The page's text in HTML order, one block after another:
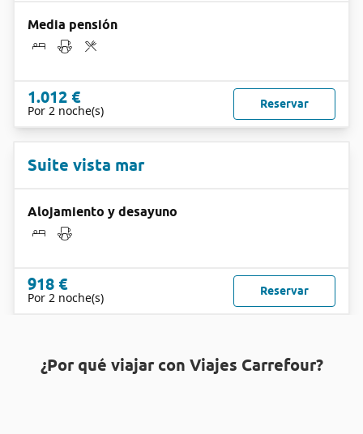
Media pensión
1.012 €
Por 2 noche(s) Reservar
Suite vista mar
Alojamiento y desayuno
918 €
Por 2 noche(s) Reservar
¿Por qué viajar con Viajes Carrefour?